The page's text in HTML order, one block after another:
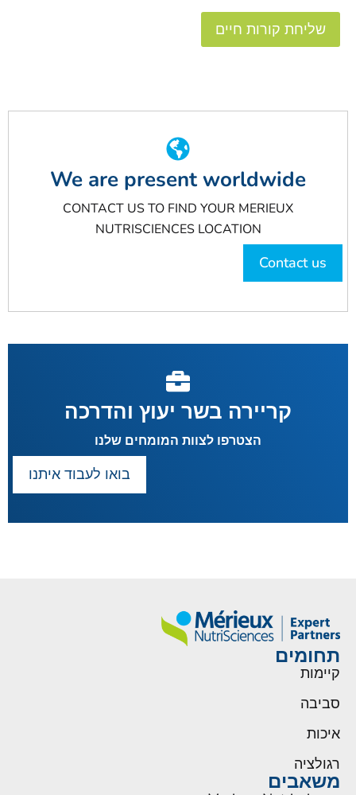
שליחת קורות חיים
Contact us
We are present worldwide
CONTACT US TO FIND YOUR MERIEUX
NUTRISCIENCES LOCATION
קריירה בשר יעוץ והדרכה
הצטרפו לצוות המומחים שלנו
בואו לעבוד איתנו
תחומים
קיימות
סביבה
איכות
רגולציה
משאבים